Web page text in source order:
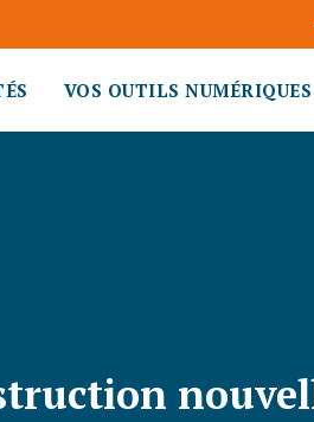
VOS OUTILS NUMÉRIQUES